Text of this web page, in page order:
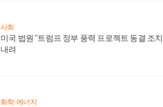
사회
미국 법원 "트럼프 정부 풍력 프로젝트 동결 조
내려
화학·에너지